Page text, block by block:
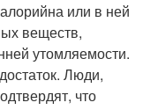
или в ней
веществ,
утомляемости.
Люди,
что